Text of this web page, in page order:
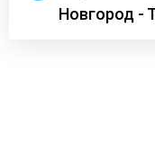
Новгород -